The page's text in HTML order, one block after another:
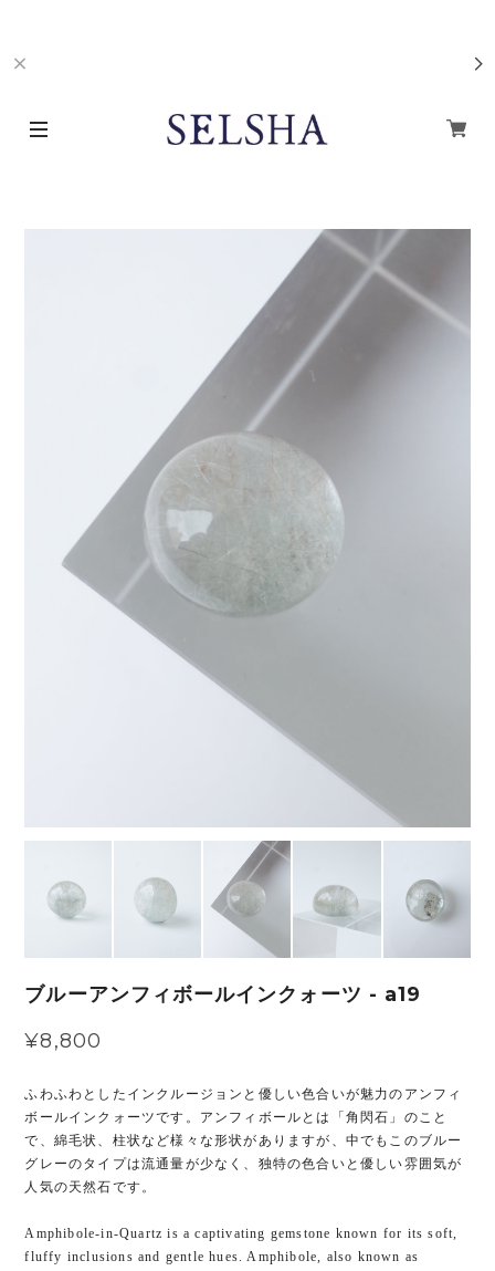
ブルーアンフィボールインクォーツ - a19
¥8,800
ふわふわとしたインクルージョンと優しい色合いが魅力のアンフィ
ボールインクォーツです。アンフィボールとは「角閃石」のこと
で、綿毛状、柱状など様々な形状がありますが、中でもこのブルー
グレーのタイプは流通量が少なく、独特の色合いと優しい雰囲気が
人気の天然石です。
Amphibole-in-Quartz is a captivating gemstone known for its soft,
fluffy inclusions and gentle hues. Amphibole, also known as